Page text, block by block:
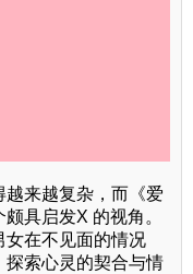
来越复杂，而《爱
具启发X 的视角。
女在不见面的情况
探索心灵的契合与情